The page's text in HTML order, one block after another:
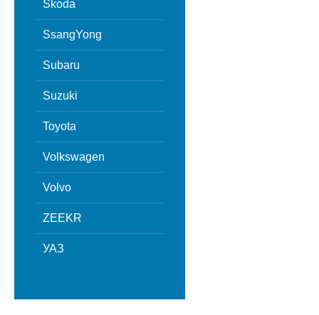
Skoda
SsangYong
Subaru
Suzuki
Toyota
Volkswagen
Volvo
ZEEKR
УАЗ